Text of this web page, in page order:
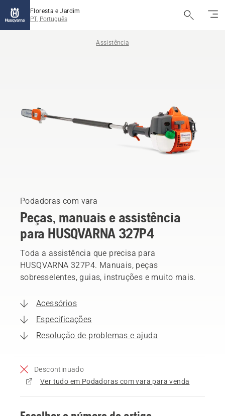
Floresta e Jardim
PT, Português
Assistência
Podadoras com vara
Peças, manuais e assistência
para HUSQVARNA 327P4
Toda a assistência que precisa para
HUSQVARNA 327P4. Manuais, peças
sobresselentes, guias, instruções e muito mais.
Acessórios
Especificações
Resolução de problemas e ajuda
Descontinuado
Ver tudo em Podadoras com vara para venda